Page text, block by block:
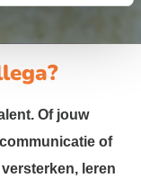
Of jouw
of
leren